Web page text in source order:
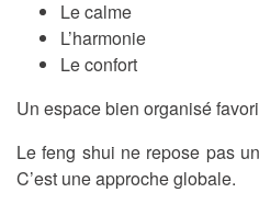
Le calme
L’harmonie
Le confort
Un espace bien organisé
Le feng shui ne repose pas
C’est une approche globale.